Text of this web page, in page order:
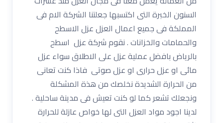
السنون الخبرة التى اكتسبها جعلتنا الشركة الام فى
المملكة فى جميع اعمال العزل عزل الاسطح
والحمامات والخزانات . نقوم شركة عزل اسطح
بالرياض بافضل عملية عزل على الاطلاق سواء عزل
مائى او عزل حرارى او عزل صوتى فاذا كنت تعانى
من الحرارة الشديدة نخلصك من هذة المشكلة
ونجعلك تشعر كما لو كنت تعيش فى مدينة ساحلية .
لدينا اجود مواد العزل التى لها خواص عازلة للحرارة